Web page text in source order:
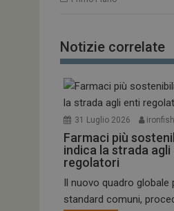
Notizie correlate
31 Luglio 2026
Farmaci più
indica la strada agli
regolatori
Il nuovo quadro globale
standard comuni,